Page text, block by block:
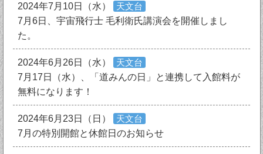
2024年7月10日（水）
天文台
7月6日、宇宙飛行士 毛利衛氏講演会を開催しまし
た。
2024年6月26日（水）
天文台
7月17日（水）、「道みんの日」と連携して入館料が
無料になります！
2024年6月23日（日）
天文台
7月の特別開館と休館日のお知らせ